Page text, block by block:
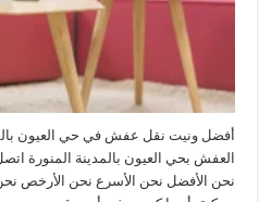
أفضل ونيت نقل عفش في حي العيون
نحن الأفضل نحن الأسرع نحن الأرخص